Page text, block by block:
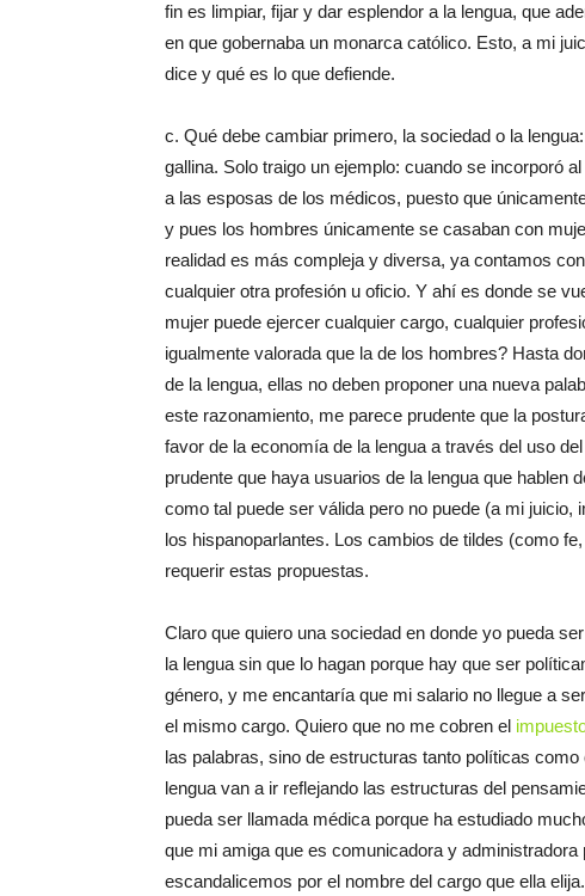
fin es limpiar, fijar y dar esplendor a la lengua, que
en que gobernaba un monarca católico. Esto, a mi
dice y qué es lo que defiende.
c. Qué debe cambiar primero, la sociedad o la
gallina. Solo traigo un ejemplo: cuando se incorporó
a las esposas de los médicos, puesto que
y pues los hombres únicamente se casaban con
realidad es más compleja y diversa, ya contamos
cualquier otra profesión u oficio. Y ahí es donde se
mujer puede ejercer cualquier cargo, cualquier
igualmente valorada que la de los hombres? Hasta
de la lengua, ellas no deben proponer una nueva
este razonamiento, me parece prudente que la
favor de la economía de la lengua a través del uso
prudente que haya usuarios de la lengua que hablen
como tal puede ser válida pero no puede (a mi
los hispanoparlantes. Los cambios de tildes (como
requerir estas propuestas.
Claro que quiero una sociedad en donde yo pueda
la lengua sin que lo hagan porque hay que ser
género, y me encantaría que mi salario no llegue a
el mismo cargo. Quiero que no me cobren el
las palabras, sino de estructuras tanto políticas
lengua van a ir reflejando las estructuras del
pueda ser llamada médica porque ha estudiado
que mi amiga que es comunicadora y
escandalicemos por el nombre del cargo que ella